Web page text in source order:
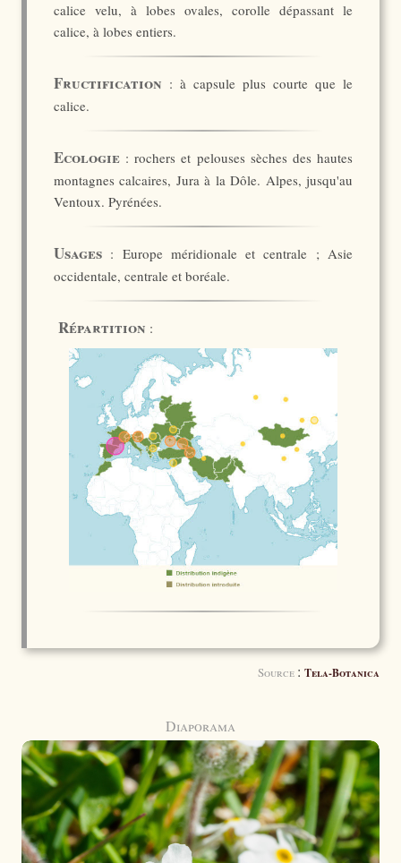
calice velu, à lobes ovales, corolle dépassant le
calice, à lobes entiers.
Fructification : à capsule plus courte que le
calice.
Ecologie : rochers et pelouses sèches des hautes
montagnes calcaires, Jura à la Dôle. Alpes, jusqu'au
Ventoux. Pyrénées.
Usages : Europe méridionale et centrale ; Asie
occidentale, centrale et boréale.
Répartition :
Source : Tela-Botanica
Diaporama